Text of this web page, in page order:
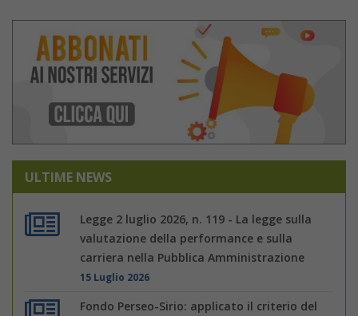
ULTIME NEWS
Legge 2 luglio 2026, n. 119 - La legge sulla
valutazione della performance e sulla
carriera nella Pubblica Amministrazione
15 Luglio 2026
Fondo Perseo-Sirio: applicato il criterio del